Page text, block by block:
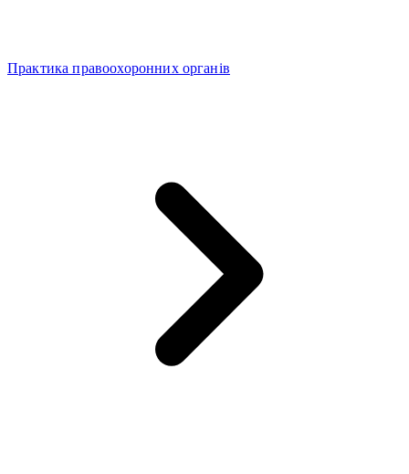
Практика правоохоронних органів